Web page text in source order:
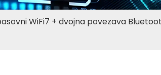
WiFi7 + dvojna povezava